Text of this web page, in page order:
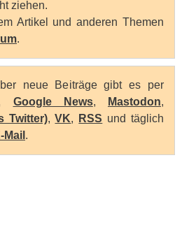
ziehen.
Artikel und anderen Themen
.
neue Beiträge gibt es per
Google News, Mastodon,
Twitter),VK, RSS und täglich
Mail .